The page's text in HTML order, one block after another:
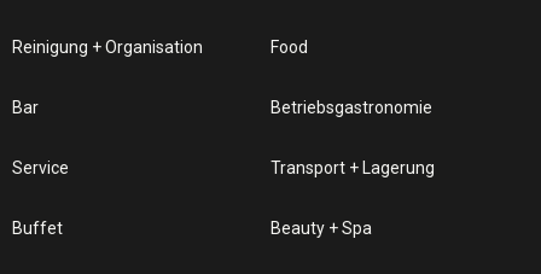
Reinigung + Organisation Food
Bar Betriebsgastronomie
Service Transport + Lagerung
Buffet Beauty + Spa